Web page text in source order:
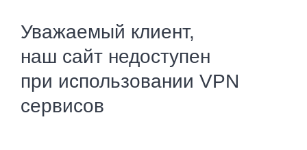
Уважаемый клиент,
наш сайт недоступен
при использовании VPN
сервисов